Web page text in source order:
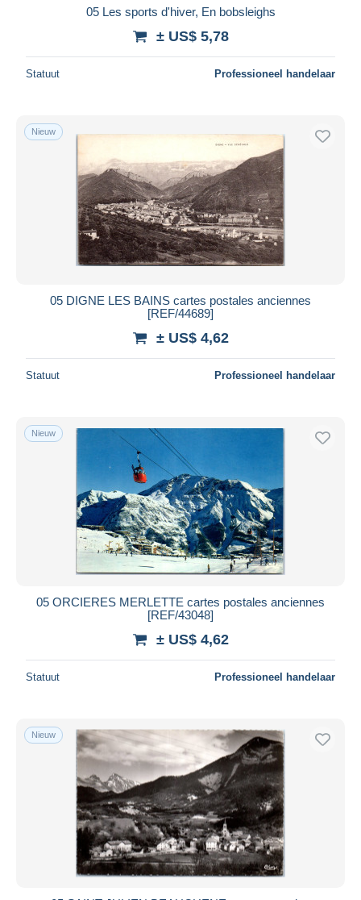
05 Les sports d'hiver, En bobsleighs
± US$ 5,78
Statuut Professioneel handelaar
Nieuw
05 DIGNE LES BAINS cartes postales anciennes
[REF/44689]
± US$ 4,62
Statuut Professioneel handelaar
Nieuw
05 ORCIERES MERLETTE cartes postales anciennes
[REF/43048]
± US$ 4,62
Statuut Professioneel handelaar
Nieuw